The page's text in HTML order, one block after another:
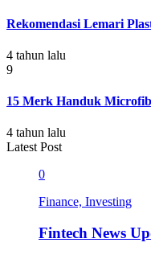
Rekomendasi Lemari
4 tahun lalu
9
15 Merk Handuk
4 tahun lalu
Latest Post
0
Finance, Investing
Fintech News